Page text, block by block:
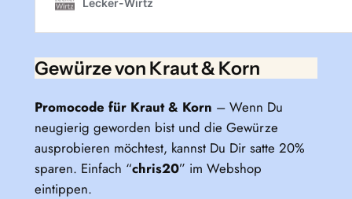
Gewürze von Kraut & Korn
Promocode für Kraut & Korn – Wenn Du
neugierig geworden bist und die Gewürze
ausprobieren möchtest, kannst Du Dir satte 20%
sparen. Einfach “chris20” im Webshop
eintippen.